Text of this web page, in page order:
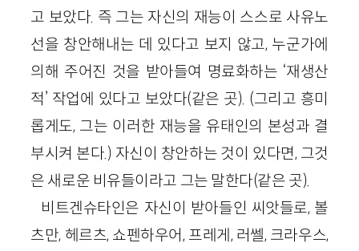
고 보았다. 즉 그는 자신의 재능이 스스로 사유노
선을 창안해내는 데 있다고 보지 않고, 누군가에
의해 주어진 것을 받아들여 명료화하는 ‘재생산
적’ 작업에 있다고 보았다(같은 곳). (그리고 흥미
롭게도, 그는 이러한 재능을 유태인의 본성과 결
부시켜 본다.) 자신이 창안하는 것이 있다면, 그것
은 새로운 비유들이라고 그는 말한다(같은 곳).
비트겐슈타인은 자신이 받아들인 씨앗들로, 볼
츠만, 헤르츠, 쇼펜하우어, 프레게, 러쎌, 크라우스,